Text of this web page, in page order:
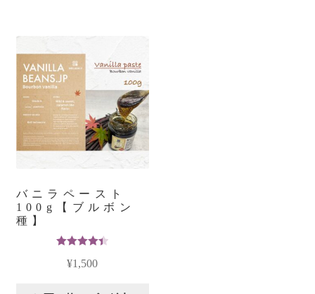
バニラペースト
100g【ブルボン
種】
4.43の評
¥1,500